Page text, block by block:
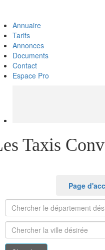
Annuaire
Tarifs
Annonces
Documents
Contact
Espace Pro
Taxis
Page